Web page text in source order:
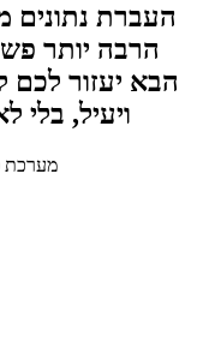
העברת נתונים
הרבה יותר
הבא יעזור
ויעיל,
מערכת פלאפון | 13/01/